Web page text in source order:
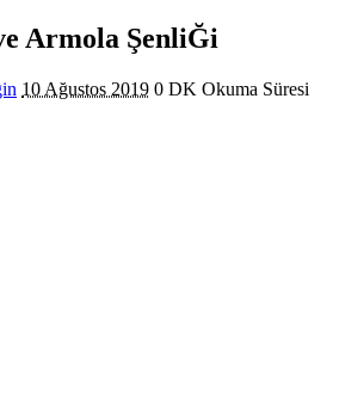
Armola ŞenliĞi
10 Ağustos 2019 0 DK Okuma Süresi